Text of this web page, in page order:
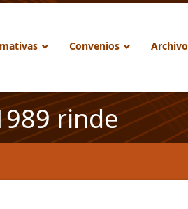
Convenios Archivo
rinde